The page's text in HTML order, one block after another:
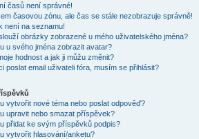
časů není správné!
časovou zónu, ale čas se stále nezobrazuje správně!
není na seznamu!
obrázky zobrazené u mého uživatelského jména?
u svého jména zobrazit avatar?
hodnost a jak ji můžu změnit?
poslat email uživateli fóra, musím se přihlásit?
vytvořit nové téma nebo poslat odpověď?
upravit nebo smazat příspěvek?
přidat ke svým příspěvků podpis?
vytvořit hlasování/anketu?